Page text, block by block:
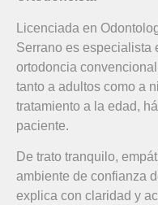
Licenciada en
Serrano es especialista
ortodoncia
tanto a adultos como a
tratamiento a la edad,
paciente.
De trato tranquilo,
ambiente de confianza
explica con claridad y